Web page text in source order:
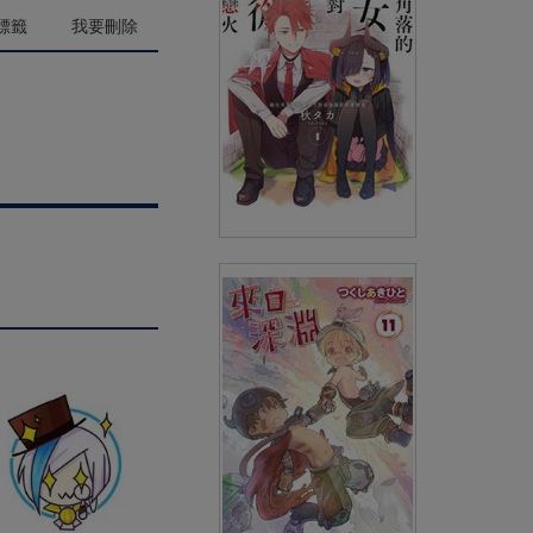
籤 我要刪除
萌發戀火(01)
NT$140 90折 NT$126 (USD4.18)